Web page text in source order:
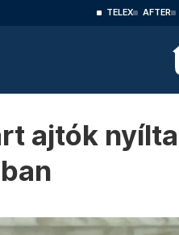
TELEX AFTER
ajtók